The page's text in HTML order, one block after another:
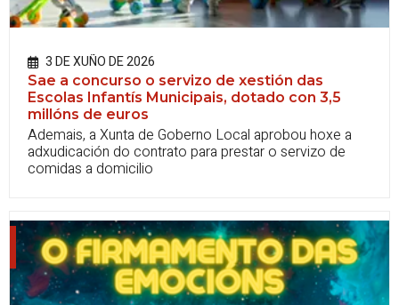
3 DE XUÑO DE 2026
Sae a concurso o servizo de xestión das
Escolas Infantís Municipais, dotado con 3,5
millóns de euros
Ademais, a Xunta de Goberno Local aprobou hoxe a
adxudicación do contrato para prestar o servizo de
comidas a domicilio